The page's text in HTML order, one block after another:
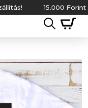
15.000 Forint felett